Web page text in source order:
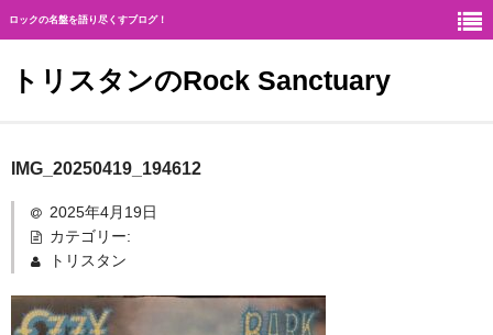
ロックの名盤を語り尽くすブログ！
トリスタンのRock Sanctuary
ハード・ロック
ギタリスト
IMG_20250419_194612
2025年4月19日
カテゴリー:
トリスタン